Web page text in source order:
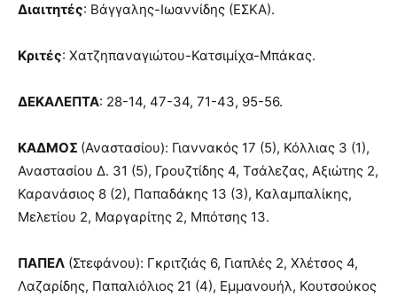
Διαιτητές: Βάγγαλης-Ιωαννίδης (ΕΣΚΑ).
Κριτές: Χατζηπαναγιώτου-Κατσιμίχα-Μπάκας.
ΔΕΚΑΛΕΠΤΑ: 28-14, 47-34, 71-43, 95-56.
ΚΑΔΜΟΣ (Αναστασίου): Γιαννακός 17 (5), Κόλλιας 3 (1),
Αναστασίου Δ. 31 (5), Γρουζτίδης 4, Τσάλεζας, Αξιώτης 2,
Καρανάσιος 8 (2), Παπαδάκης 13 (3), Καλαμπαλίκης,
Μελετίου 2, Μαργαρίτης 2, Μπότσης 13.
ΠΑΠΕΛ (Στεφάνου): Γκριτζιάς 6, Γιαπλές 2, Χλέτσος 4,
Λαζαρίδης, Παπαλιόλιος 21 (4), Εμμανουήλ, Κουτσούκος